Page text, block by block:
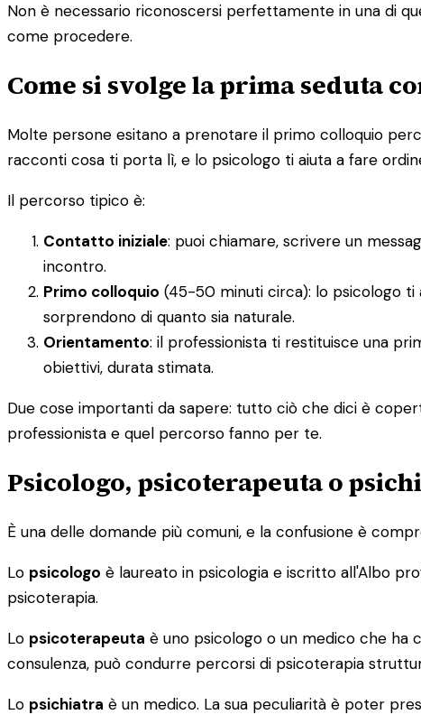
Non è necessario riconoscersi perfettamente in una di
come procedere.
Come si svolge la prima seduta
Molte persone esitano a prenotare il primo colloquio
racconti cosa ti porta lì, e lo psicologo ti aiuta a fare
Il percorso tipico è:
Contatto iniziale: puoi chiamare, scrivere un
incontro.
Primo colloquio (45-50 minuti circa): lo psicologo ti
sorprendono di quanto sia naturale.
Orientamento: il professionista ti restituisce una
obiettivi, durata stimata.
Due cose importanti da sapere: tutto ciò che dici è
professionista e quel percorso fanno per te.
Psicologo, psicoterapeuta o
È una delle domande più comuni, e la confusione è
Lo psicologo è laureato in psicologia e iscritto all'Albo
psicoterapia.
Lo psicoterapeuta è uno psicologo o un medico che ha
consulenza, può condurre percorsi di psicoterapia
Lo psichiatra è un medico. La sua peculiarità è poter